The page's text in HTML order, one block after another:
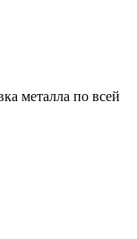
металла по всей